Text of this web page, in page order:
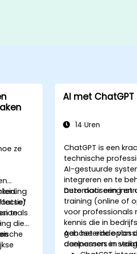
ze
te
leiding
die
AI met
14 Uren
ChatGPT is een
technische
AI-gestuurde
integreren en te
automatisering en
Deze door een
training (online of
voor professionals
kennis die in
gebaseerde
aanpassen en
Aan het einde van
deelnemers in